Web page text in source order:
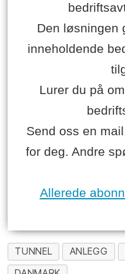
Den løsningen
inneholdende
Lurer du på
Send oss en
for deg. Andre
Allerede
TUNNEL ANLEGG